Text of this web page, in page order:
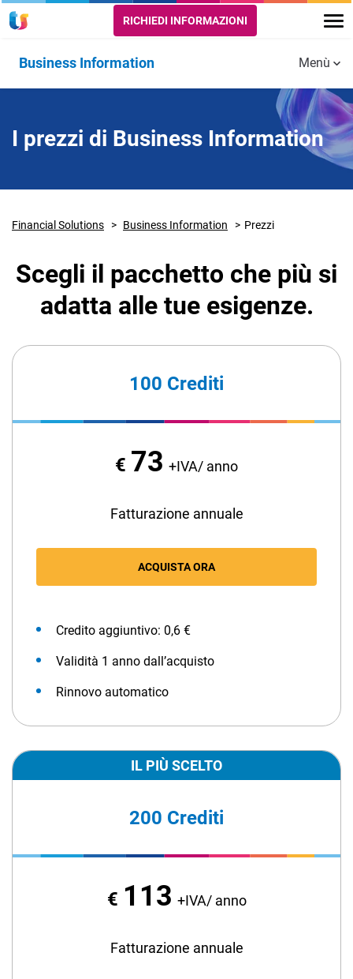
Email Marketing
Trust Services
TeamSystem Corporate
TeamSystem Store
RICHIEDI INFORMAZIONI
Business Information
Prezzi
Menù
I prezzi di Business Information
Financial Solutions Business Information Prezzi
Scegli il pacchetto che più si
adatta alle tue esigenze.
100 Crediti
€ 73 +IVA/ anno
Fatturazione annuale
ACQUISTA ORA
Credito aggiuntivo: 0,6 €
Validità 1 anno dall’acquisto
Rinnovo automatico
IL PIÙ SCELTO
200 Crediti
€ 113 +IVA/ anno
Fatturazione annuale